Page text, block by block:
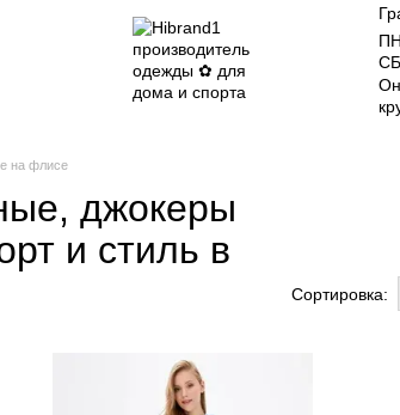
на флисе
джокеры
и стиль в
Сортировка: